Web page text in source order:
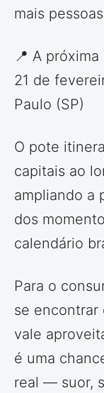
mais
📍 A próxima
21 de
Paulo (SP)
O pote
capitais ao
ampliando a
dos
calendário
Para o
se encontrar
vale
é uma
real — suor,